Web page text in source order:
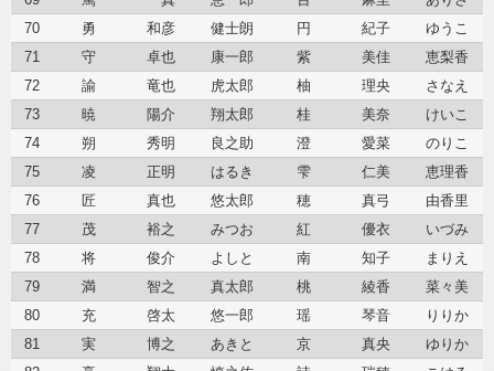
70
勇 和彦 健士朗 円 紀子
ゆうこ
71
守 卓也 康一郎 紫 美佳
恵梨香
72
諭 竜也 虎太郎 柚 理央
さなえ
73
暁 陽介 翔太郎 桂 美奈
けいこ
74
朔 秀明 良之助 澄 愛菜
のりこ
75
凌 正明 はるき 雫 仁美
恵理香
76
匠 真也 悠太郎 穂 真弓
由香里
77
茂 裕之 みつお 紅 優衣
いづみ
78
将 俊介 よしと 南 知子
まりえ
79
満 智之 真太郎 桃 綾香
菜々美
80
充 啓太 悠一郎 瑶 琴音
りりか
81
実 博之 あきと 京 真央
ゆりか